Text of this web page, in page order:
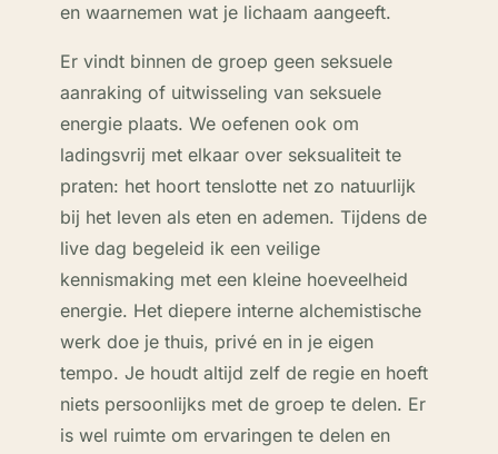
en waarnemen wat je lichaam aangeeft.
Er vindt binnen de groep geen seksuele
aanraking of uitwisseling van seksuele
energie plaats. We oefenen ook om
ladingsvrij met elkaar over seksualiteit te
praten: het hoort tenslotte net zo natuurlijk
bij het leven als eten en ademen. Tijdens de
live dag begeleid ik een veilige
kennismaking met een kleine hoeveelheid
energie. Het diepere interne alchemistische
werk doe je thuis, privé en in je eigen
tempo. Je houdt altijd zelf de regie en hoeft
niets persoonlijks met de groep te delen. Er
is wel ruimte om ervaringen te delen en